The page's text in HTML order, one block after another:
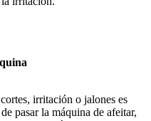
irritación o jalones es
pasar la máquina de afeitar,